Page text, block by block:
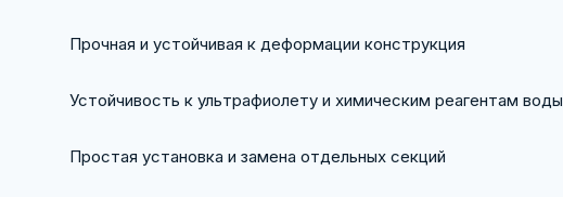
Прочная и устойчивая к деформации конструкция
Устойчивость к ультрафиолету и химическим реагентам воды
Простая установка и замена отдельных секций